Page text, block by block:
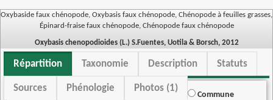
Oxybaside faux chénopode, Oxybasis faux chénopode, Chénopode à feuilles grasses,
Épinard-fraise faux chénopode, Chénopode faux chénopode
Oxybasis chenopodioides (L.) S.Fuentes, Uotila & Borsch, 2012
Répartition Taxonomie Description Statuts
Sources Phénologie Photos (1)
Commune